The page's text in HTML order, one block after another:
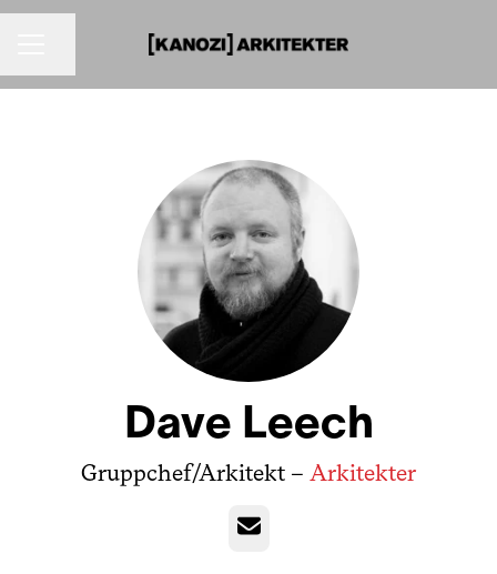
Dave Leech
Gruppchef/Arkitekt – Arkitekter
E-post